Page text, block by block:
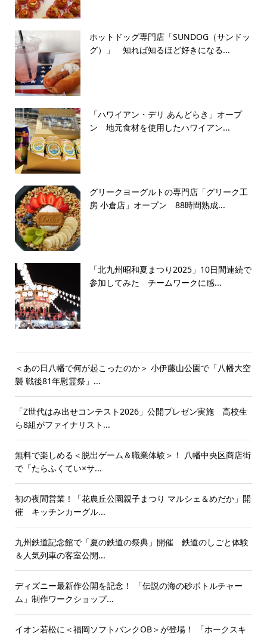
ホットドッグ専門店「SUNDOG（サンドッ
グ）」 知れば知るほど好きになる...
「ハワイアン・デリ あんどらき」オープ
ン 地元食材を使用したハワイアン...
グリークヨーグルトの専門店「グリーク工
房 小倉店」オープン 88時間熟成...
「北九州昭和夏まつり2025」10日間連続で
参加してみた チームワークに感...
＜あの日八幡で何が起こったのか＞ 小伊藤山公園で「八幡大空
襲 戦後81年慰霊祭」...
「Z世代はみ出せコンテスト2026」公開プレゼン実施 高校生
ら8組がファイナリスト...
無料で楽しめる＜脱出ゲーム＆職業体験＞！ 八幡中央区商店街
で「たらふくてい×サ...
初の夜間営業！「花農丘公園親子まつり マルシェ＆めだか」開
催 キッチンカーグル...
九州鉄道記念館で「夏の鉄道の祭典」開催 鉄道のしごと体験
＆人気列車の客室公開...
ディズニー最新作公開を記念！ 「伝説の海の砂ボトルチャー
ム」制作ワークショップ...
イオン若松に＜福岡ソフトバンクOB＞が登場！ 「ホークスキ